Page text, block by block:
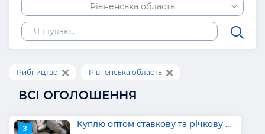
Рівненська область
Рибництво Рівненська область
ВСІ ОГОЛОШЕННЯ
З Куплю оптом ставкову та річкову ...